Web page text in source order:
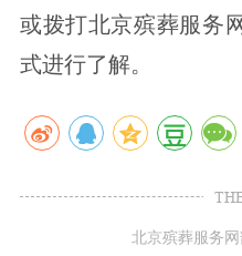
或拨打北京殡葬服务
式进行了解。
北京殡葬服务